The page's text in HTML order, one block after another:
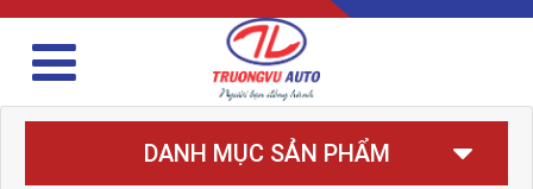
DANH MỤC SẢN PHẨM